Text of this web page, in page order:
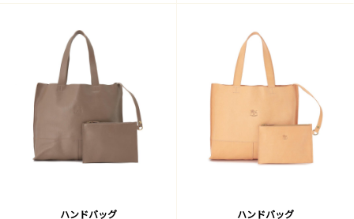
ハンドバッグ
ハンドバッグ